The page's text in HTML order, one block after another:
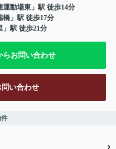
運動場東 」駅 徒歩14分
橋 」駅 徒歩17分
」駅 徒歩21分
らお問い合わせ
問い合わせ